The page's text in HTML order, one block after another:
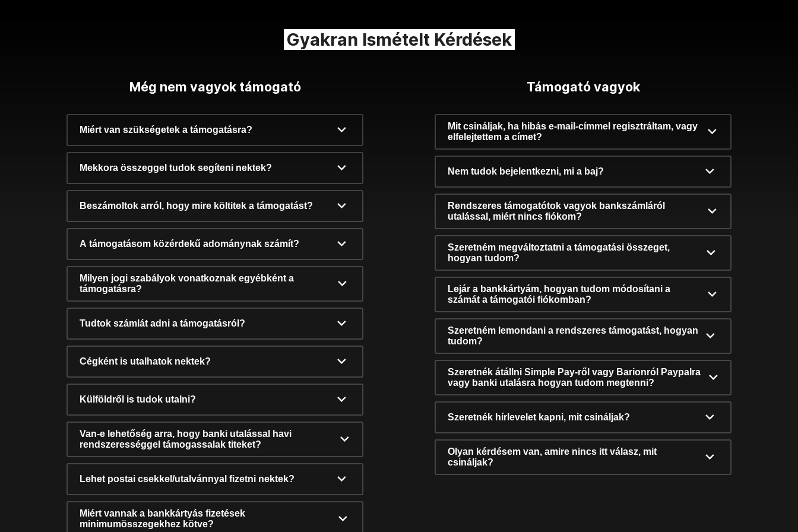
Gyakran Ismételt Kérdések
Még nem vagyok támogató
Miért van szükségetek a támogatásra?
Mekkora összeggel tudok segíteni nektek?
Beszámoltok arról, hogy mire költitek a támogatást?
A támogatásom közérdekű adománynak számít?
Milyen jogi szabályok vonatkoznak egyébként a
támogatásra?
Tudtok számlát adni a támogatásról?
Cégként is utalhatok nektek?
Külföldről is tudok utalni?
Van-e lehetőség arra, hogy banki utalással havi
rendszerességgel támogassalak titeket?
Lehet postai csekkel/utalvánnyal fizetni nektek?
Miért vannak a bankkártyás fizetések
minimumösszegekhez kötve?
Támogató vagyok
Mit csináljak, ha hibás e-mail-címmel regisztráltam, vagy
elfelejtettem a címet?
Nem tudok bejelentkezni, mi a baj?
Rendszeres támogatótok vagyok bankszámláról
utalással, miért nincs fiókom?
Szeretném megváltoztatni a támogatási összeget,
hogyan tudom?
Lejár a bankkártyám, hogyan tudom módosítani a
számát a támogatói fiókomban?
Szeretném lemondani a rendszeres támogatást, hogyan
tudom?
Szeretnék átállni Simple Pay-ről vagy Barionról Paypalra
vagy banki utalásra hogyan tudom megtenni?
Szeretnék hírlevelet kapni, mit csináljak?
Olyan kérdésem van, amire nincs itt válasz, mit
csináljak?